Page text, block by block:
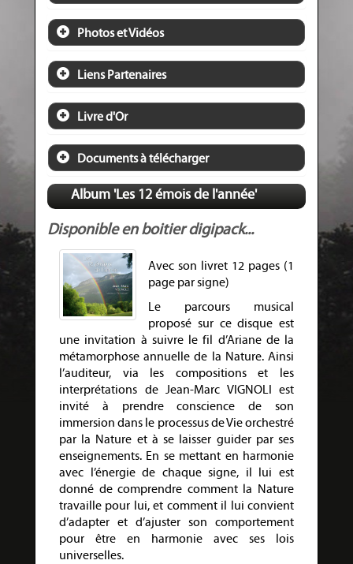
Photos et Vidéos
Liens Partenaires
Livre d'Or
Documents à télécharger
Album 'Les 12 émois de l'année'
Disponible en boitier digipack...
Avec son livret 12 pages (1
page par signe)
Le parcours musical
proposé sur ce disque est
une invitation à suivre le fil d’Ariane de la
métamorphose annuelle de la Nature. Ainsi
l’auditeur, via les compositions et les
interprétations de Jean-Marc VIGNOLI est
invité à prendre conscience de son
immersion dans le processus de Vie orchestré
par la Nature et à se laisser guider par ses
enseignements. En se mettant en harmonie
avec l’énergie de chaque signe, il lui est
donné de comprendre comment la Nature
travaille pour lui, et comment il lui convient
d’adapter et d’ajuster son comportement
pour être en harmonie avec ses lois
universelles.